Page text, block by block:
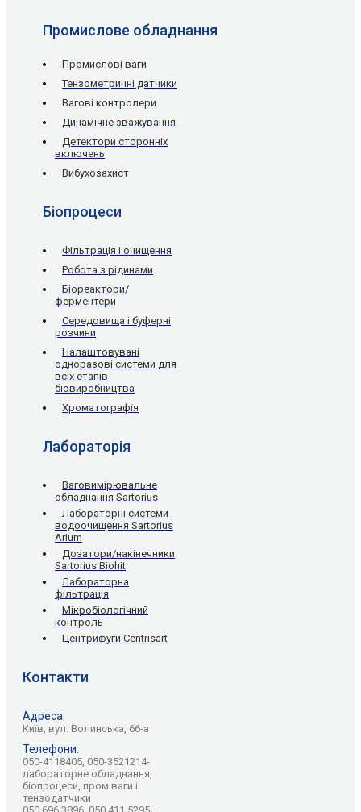
Промислове обладнання
Промислові ваги
Тензометричні датчики
Вагові контролери
Динамічне зважування
Детектори сторонніх
включень
Вибухозахист
Біопроцеси
Фільтрація і очищення
Робота з рідинами
Біореактори/
ферментери
Середовища і буферні
розчини
Налаштовувані
одноразові системи для
всіх етапів
біовиробництва
Хроматографія
Лабораторія
Ваговимірювальне
обладнання Sartorius
Лабораторні системи
водоочищення Sartorius
Arium
Дозатори/накінечники
Sartorius Biohit
Лабораторна
фільтрація
Мікробіологічний
контроль
Центрифуги Centrisart
Контакти
Адреса:
Київ, вул. Волинська, 66-а
Телефони:
050-4118405, 050-3521214-
лабораторне обладнання,
біопроцеси, пром.ваги і
тензодатчики